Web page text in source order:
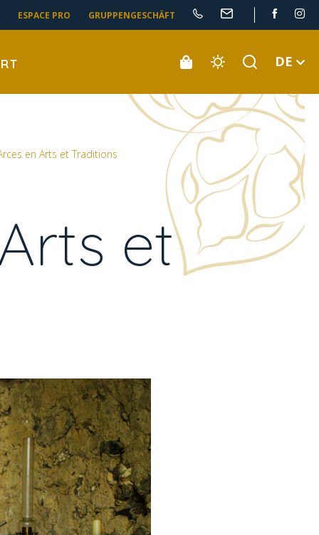
ESPACE PRO GRUPPENGESCHÄFT
DE
en Arts et Traditions
et